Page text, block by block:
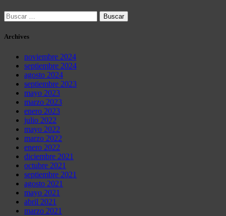
Buscar:
Archives
noviembre 2024
septiembre 2024
agosto 2024
septiembre 2023
mayo 2023
marzo 2023
enero 2023
julio 2022
mayo 2022
marzo 2022
enero 2022
diciembre 2021
octubre 2021
septiembre 2021
agosto 2021
mayo 2021
abril 2021
marzo 2021